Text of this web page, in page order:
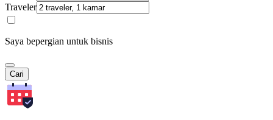
Traveler
Saya bepergian untuk bisnis
Cari